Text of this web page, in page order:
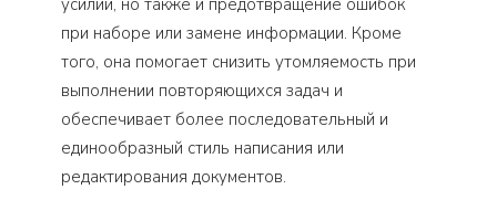
усилий, но также и предотвращение ошибок
при наборе или замене информации. Кроме
того, она помогает снизить утомляемость при
выполнении повторяющихся задач и
обеспечивает более последовательный и
единообразный стиль написания или
редактирования документов.